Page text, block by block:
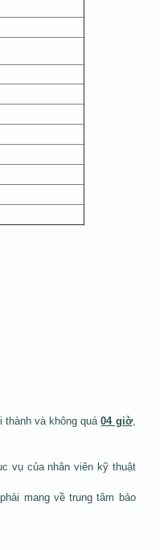
và không quá04 giờ,
vụ của nhân viên kỹ thuật
mang về trung tâm bảo